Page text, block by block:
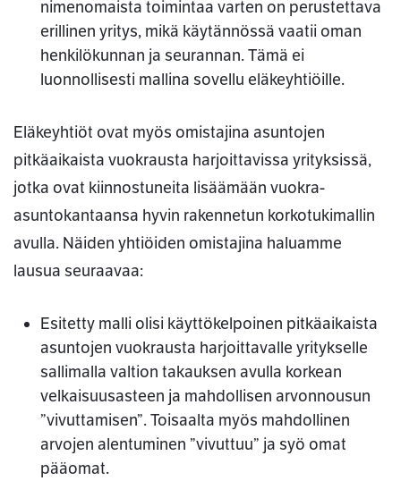
nimenomaista toimintaa varten on perustettava
erillinen yritys, mikä käytännössä vaatii oman
henkilökunnan ja seurannan. Tämä ei
luonnollisesti mallina sovellu eläkeyhtiöille.
Eläkeyhtiöt ovat myös omistajina asuntojen
pitkäaikaista vuokrausta harjoittavissa yrityksissä,
jotka ovat kiinnostuneita lisäämään vuokra-
asuntokantaansa hyvin rakennetun korkotukimallin
avulla. Näiden yhtiöiden omistajina haluamme
lausua seuraavaa:
Esitetty malli olisi käyttökelpoinen pitkäaikaista
asuntojen vuokrausta harjoittavalle yritykselle
sallimalla valtion takauksen avulla korkean
velkaisuusasteen ja mahdollisen arvonnousun
”vivuttamisen”. Toisaalta myös mahdollinen
arvojen alentuminen ”vivuttuu” ja syö omat
pääomat.